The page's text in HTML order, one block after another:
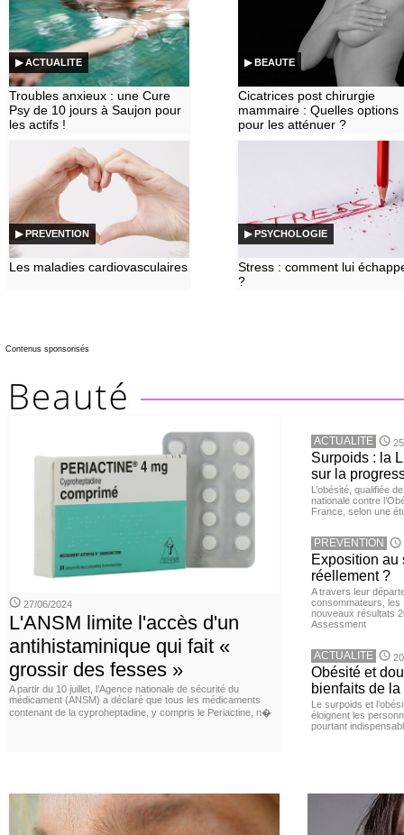
▶ ACTUALITE
Troubles anxieux : une Cure
Psy de 10 jours à Saujon pour
les actifs !
▶ BEAUTE
Cicatrices post chirurgie
mammaire : Quelles options
pour les atténuer ?
▶ PREVENTION
Les maladies cardiovasculaires
▶ PSYCHOLOGIE
Stress : comment lui
?
Contenus sponsorisés
27/06/2024
L'ANSM limite l'accès d'un
antihistaminique qui fait «
grossir des fesses »
A partir du 10 juillet, l’Agence nationale de sécurité du
médicament (ANSM) a déclaré que tous les médicaments
contenant de la cyproheptadine, y compris le Periactine, n�
ACTUALITE
Surpoids : la
sur la
L’obésité, qualifiée
nationale contre
France, selon une
PREVENTION
Exposition au
réellement ?
A travers leur
consommateurs, les
nouveaux résultats
Assessment
ACTUALITE
Obésité et
bienfaits de
Le surpoids et
éloignent les
pourtant